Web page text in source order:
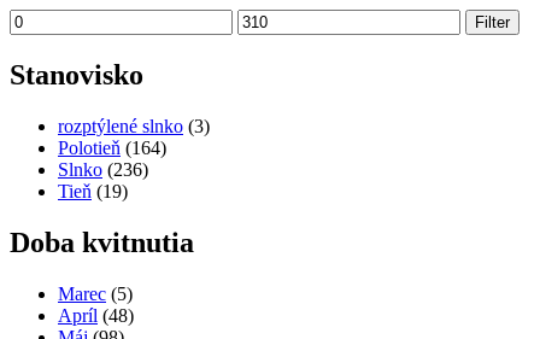
Minimálna
cena
Maximálna
cena
Filter
Stanovisko
rozptýlené slnko (3)
Polotieň (164)
Slnko (236)
Tieň (19)
Doba kvitnutia
Marec (5)
Apríl (48)